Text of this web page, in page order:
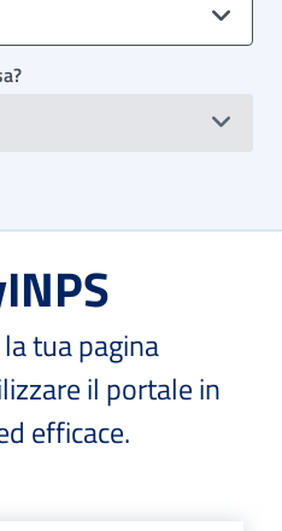
tua pagina
il portale in
efficace.